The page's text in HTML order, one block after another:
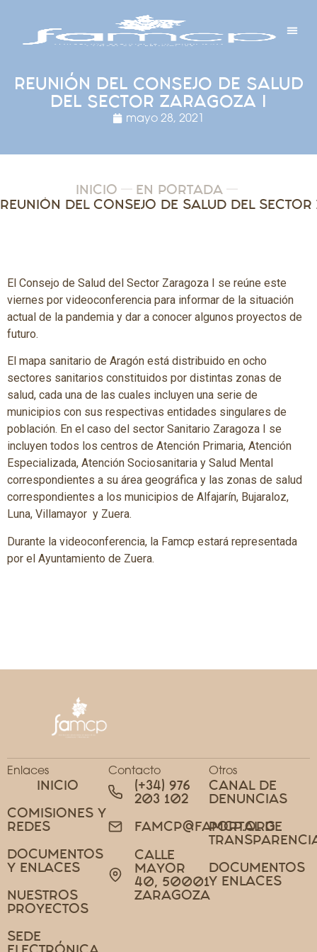
REUNIÓN DEL CONSEJO DE SALUD
DEL SECTOR ZARAGOZA I
mayo 28, 2021
INICIO EN PORTADA
El Consejo de Salud del Sector Zaragoza I se reúne este
viernes por videoconferencia para informar de la situación
actual de la pandemia y dar a conocer algunos proyectos de
futuro.
El mapa sanitario de Aragón está distribuido en ocho
sectores sanitarios constituidos por distintas zonas de
salud, cada una de las cuales incluyen una serie de
municipios con sus respectivas entidades singulares de
población. En el caso del sector Sanitario Zaragoza I se
incluyen todos los centros de Atención Primaria, Atención
Especializada, Atención Sociosanitaria y Salud Mental
correspondientes a su área geográfica y las zonas de salud
correspondientes a los municipios de Alfajarín, Bujaraloz,
Luna, Villamayor y Zuera.
Durante la videoconferencia, la Famcp estará representada
por el Ayuntamiento de Zuera.
Enlaces
INICIO
COMISIONES Y
REDES
DOCUMENTOS
Y ENLACES
NUESTROS
PROYECTOS
SEDE
Contacto
(+34) 976
203 102
FAMCP@FAMCP.ORG
CALLE
MAYOR
40, 50001
ZARAGOZA
Otros
CANAL DE
DENUNCIAS
PORTAL DE
DOCUMENTOS
Y ENLACES